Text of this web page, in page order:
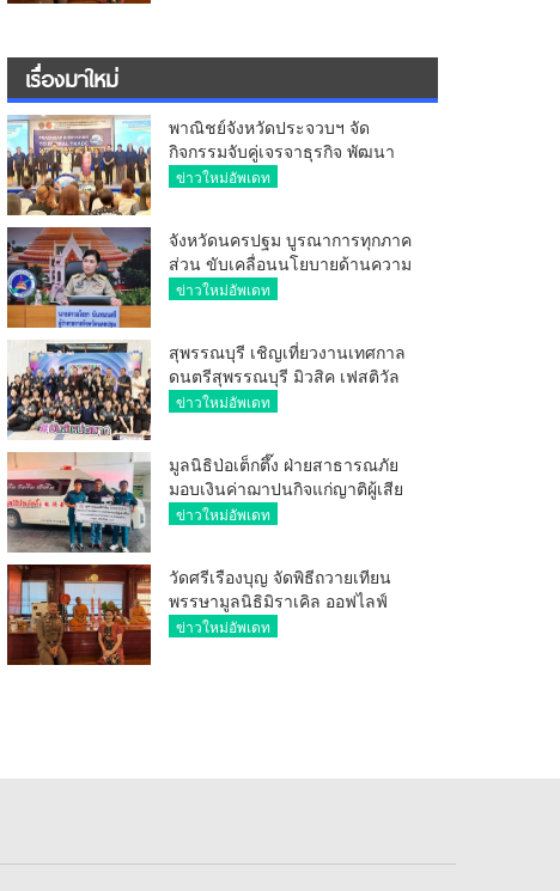
เรื่องมาใหม่
พาณิชย์จังหวัดประจวบฯ จัด
กิจกรรมจับคู่เจรจาธุรกิจ พัฒนา
ศักยภาพ ผู้ประกอบการ ขยายช่อง
ข่าวใหม่อัพเดท
จังหวัดนครปฐม บูรณาการทุกภาค
ส่วน ขับเคลื่อนนโยบายด้านความ
มั่นคง ยกระดับการป้องกัน
ข่าวใหม่อัพเดท
สุพรรณบุรี เชิญเที่ยวงานเทศกาล
ดนตรีสุพรรณบุรี มิวสิค เฟสติวัล
มันส์ เหน่อมาก
ข่าวใหม่อัพเดท
มูลนิธิป่อเต็กตึ๊ง ฝ่ายสาธารณภัย
มอบเงินค่าฌาปนกิจแก่ญาติผู้เสีย
ชีวิต จากเหตุเพลิงไหม้ โรงเบียร์ ณ
ข่าวใหม่อัพเดท
วัดศรีเรืองบุญ จัดพิธีถวายเทียน
พรรษามูลนิธิมิราเคิล ออฟไลฟ์
ประจำปี 2569 พล.ต.ต.ศิริวัฒน์
ข่าวใหม่อัพเดท